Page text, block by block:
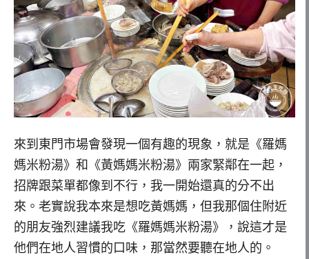
來到東門市場會發現一個有趣的現象，就是《羅媽
媽米粉湯》和《黃媽媽米粉湯》兩家緊鄰在一起，
招牌跟菜單都像到不行，我一開始還真的分不出
來。老實說我本來是想吃黃媽媽，但我那個住附近
的朋友強烈建議我吃《羅媽媽米粉湯》，說這才是
他們在地人習慣的口味，那當然要聽在地人的。